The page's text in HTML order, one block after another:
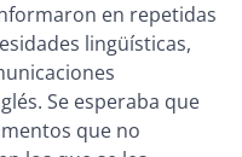
en repetidas
lingüísticas,
Se esperaba que
que no